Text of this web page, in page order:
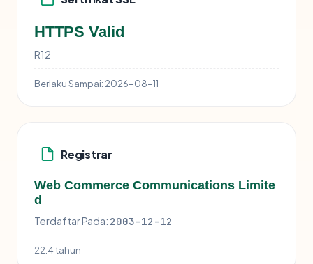
HTTPS Valid
R12
Berlaku Sampai: 2026-08-11
Registrar
Web Commerce Communications Limite
d
Terdaftar Pada: 2003-12-12
22.4 tahun